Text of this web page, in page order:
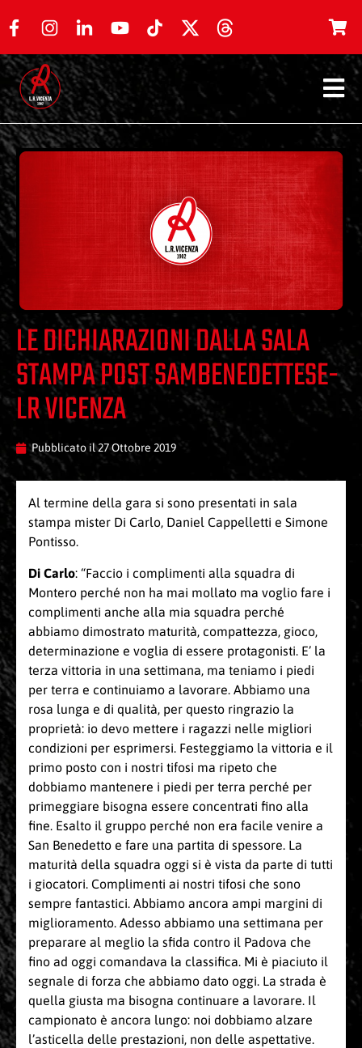
LE DICHIARAZIONI DALLA SALA
STAMPA POST SAMBENEDETTESE-
LR VICENZA
Pubblicato il27 Ottobre 2019
Al termine della gara si sono presentati in sala
stampa mister Di Carlo, Daniel Cappelletti e Simone
Pontisso.
Di Carlo: “Faccio i complimenti alla squadra di
Montero perché non ha mai mollato ma voglio fare i
complimenti anche alla mia squadra perché
abbiamo dimostrato maturità, compattezza, gioco,
determinazione e voglia di essere protagonisti. E’ la
terza vittoria in una settimana, ma teniamo i piedi
per terra e continuiamo a lavorare. Abbiamo una
rosa lunga e di qualità, per questo ringrazio la
proprietà: io devo mettere i ragazzi nelle migliori
condizioni per esprimersi. Festeggiamo la vittoria e il
primo posto con i nostri tifosi ma ripeto che
dobbiamo mantenere i piedi per terra perché per
primeggiare bisogna essere concentrati fino alla
fine. Esalto il gruppo perché non era facile venire a
San Benedetto e fare una partita di spessore. La
maturità della squadra oggi si è vista da parte di tutti
i giocatori. Complimenti ai nostri tifosi che sono
sempre fantastici. Abbiamo ancora ampi margini di
miglioramento. Adesso abbiamo una settimana per
preparare al meglio la sfida contro il Padova che
fino ad oggi comandava la classifica. Mi è piaciuto il
segnale di forza che abbiamo dato oggi. La strada è
quella giusta ma bisogna continuare a lavorare. Il
campionato è ancora lungo: noi dobbiamo alzare
l’asticella delle prestazioni, non delle aspettative.